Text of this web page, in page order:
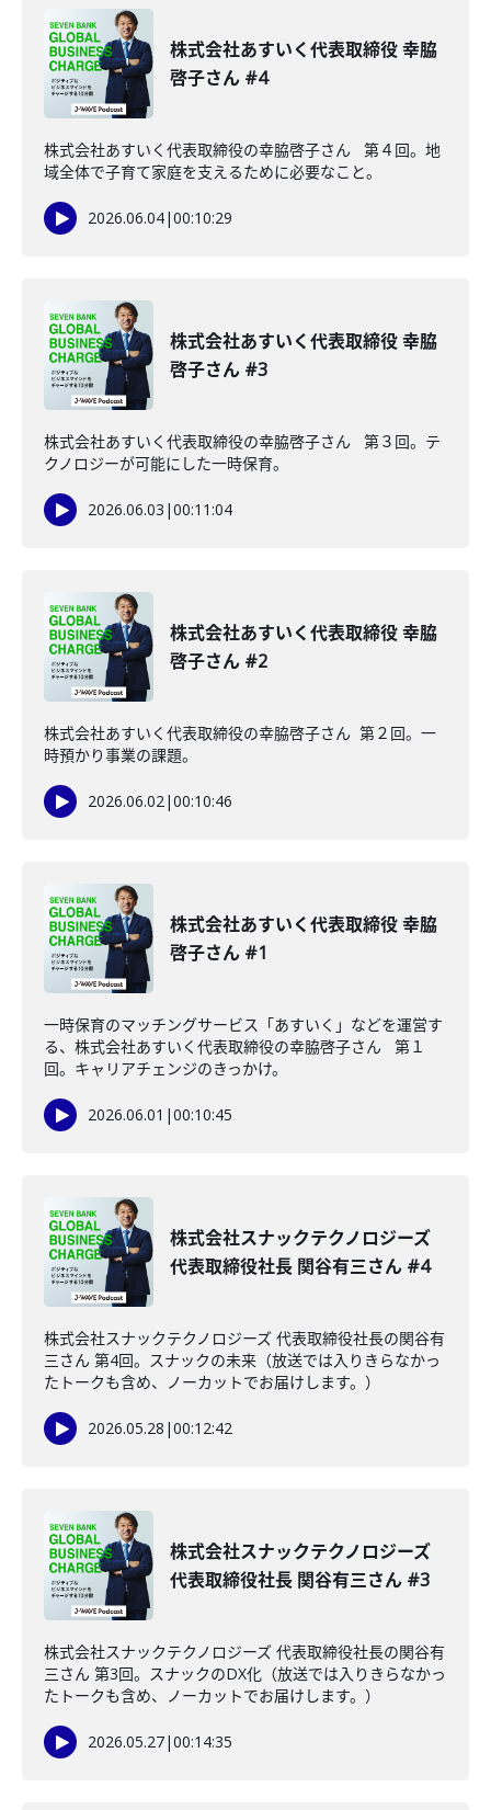
株式会社あすいく代表取締役 幸脇
啓子さん #4
株式会社あすいく代表取締役の幸脇啓子さん 第４回。地
域全体で子育て家庭を支えるために必要なこと。
2026.06.04|00:10:29
株式会社あすいく代表取締役 幸脇
啓子さん #3
株式会社あすいく代表取締役の幸脇啓子さん 第３回。テ
クノロジーが可能にした一時保育。
2026.06.03 |00:11:04
株式会社あすいく代表取締役 幸脇
啓子さん #2
株式会社あすいく代表取締役の幸脇啓子さん 第２回。一
時預かり事業の課題。
2026.06.02|00:10:46
株式会社あすいく代表取締役 幸脇
啓子さん #1
一時保育のマッチングサービス「あすいく」などを運営す
る、株式会社あすいく代表取締役の幸脇啓子さん 第１
回。キャリアチェンジのきっかけ。
2026.06.01 |00:10:45
株式会社スナックテクノロジーズ
代表取締役社長 関谷有三さん #4
株式会社スナックテクノロジーズ 代表取締役社長の関谷有
三さん 第4回。スナックの未来（放送では入りきらなかっ
たトークも含め、ノーカットでお届けします。）
2026.05.28 |00:12:42
株式会社スナックテクノロジーズ
代表取締役社長 関谷有三さん #3
株式会社スナックテクノロジーズ 代表取締役社長の関谷有
三さん 第3回。スナックのDX化（放送では入りきらなかっ
たトークも含め、ノーカットでお届けします。）
2026.05.27|00:14:35